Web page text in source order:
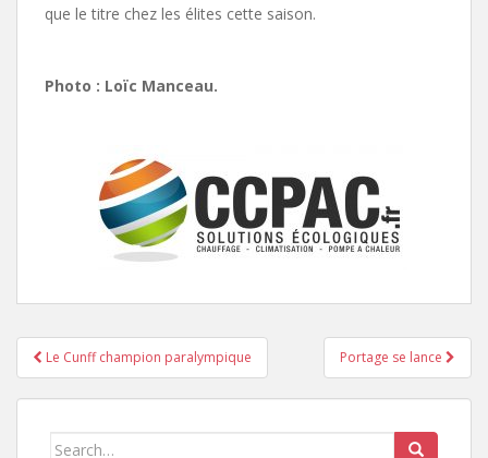
que le titre chez les élites cette saison.
Photo : Loïc Manceau.
Pagination d'article
Le Cunff champion paralympique Portage se lance
Search for: